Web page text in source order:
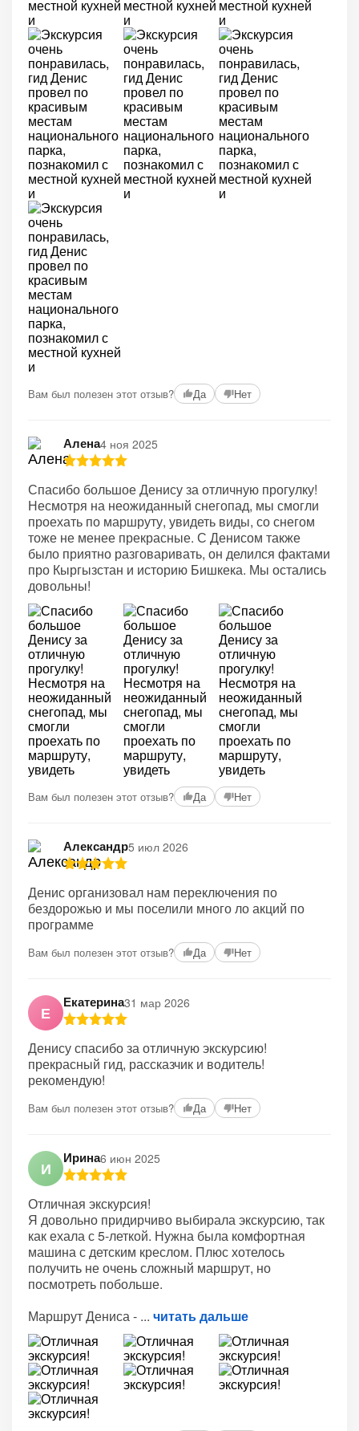
Вам был полезен этот отзыв? Да Нет
Алена4 ноя 2025
Спасибо большое Денису за отличную прогулку!
Несмотря на неожиданный снегопад, мы смогли
проехать по маршруту, увидеть виды, со снегом
тоже не менее прекрасные. С Денисом также
было приятно разговаривать, он делился фактами
про Кыргызстан и историю Бишкека. Мы остались
довольны!
Вам был полезен этот отзыв? Да Нет
Александр5 июл 2026
Денис организовал нам переключения по
бездорожью и мы поселили много ло акций по
программе
Вам был полезен этот отзыв? Да Нет
Е
Екатерина31 мар 2026
Денису спасибо за отличную экскурсию!
прекрасный гид, рассказчик и водитель!
рекомендую!
Вам был полезен этот отзыв? Да Нет
И
Ирина6 июн 2025
Отличная экскурсия!
Я довольно придирчиво выбирала экскурсию, так
как ехала с 5-леткой. Нужна была комфортная
машина с детским креслом. Плюс хотелось
получить не очень сложный маршрут, но
посмотреть побольше.
Маршрут Дениса -
читать дальше